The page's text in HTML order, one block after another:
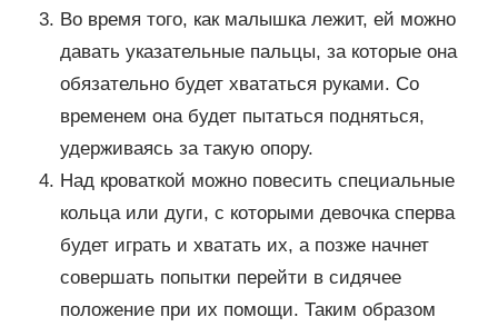
Во время того, как малышка лежит, ей можно
давать указательные пальцы, за которые она
обязательно будет хвататься руками. Со
временем она будет пытаться подняться,
удерживаясь за такую опору.
Над кроваткой можно повесить специальные
кольца или дуги, с которыми девочка сперва
будет играть и хватать их, а позже начнет
совершать попытки перейти в сидячее
положение при их помощи. Таким образом